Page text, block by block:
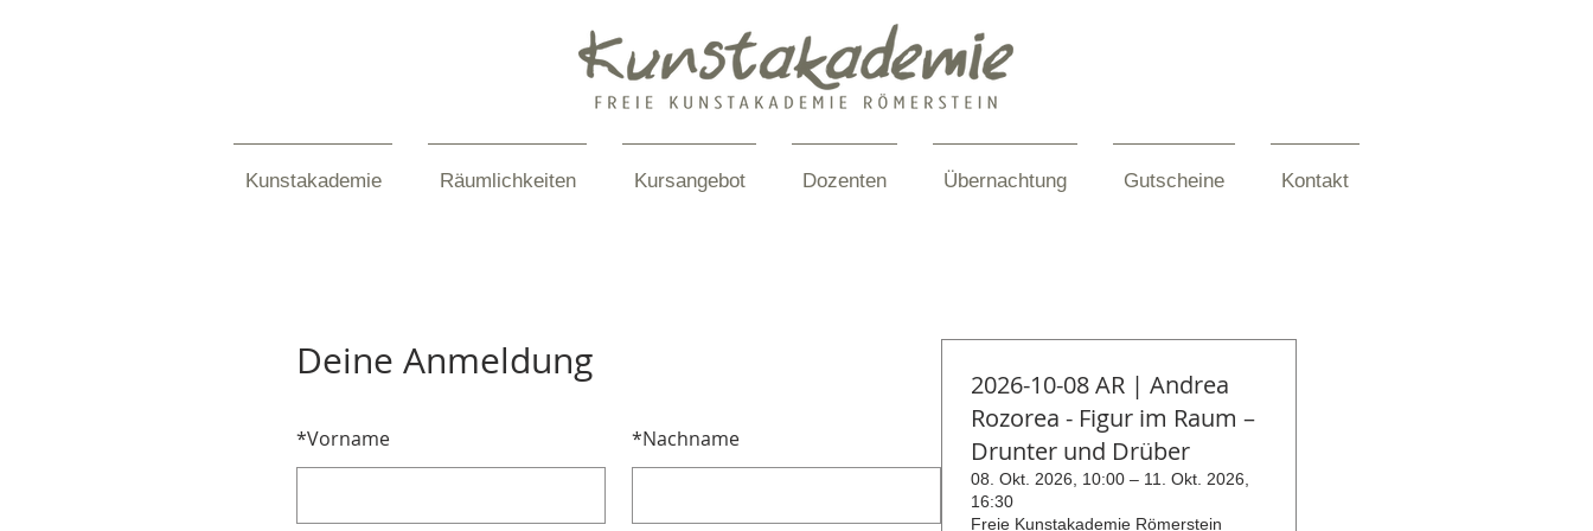
Kunstakademie Räumlichkeiten Kursangebot Dozenten Übernachtung Gutscheine Kontakt
Deine Anmeldung
*Vorname *Nachname
2026-10-08 AR | Andrea
Rozorea - Figur im Raum –
Drunter und Drüber
08. Okt. 2026, 10:00 – 11. Okt. 2026,
16:30
Freie Kunstakademie Römerstein